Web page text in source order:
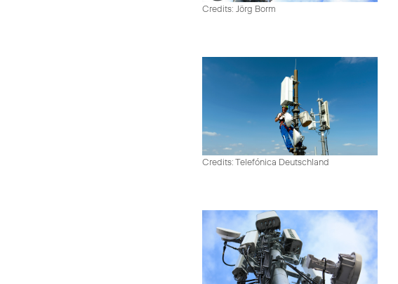
Credits: Jörg Borm
Credits: Telefónica Deutschland